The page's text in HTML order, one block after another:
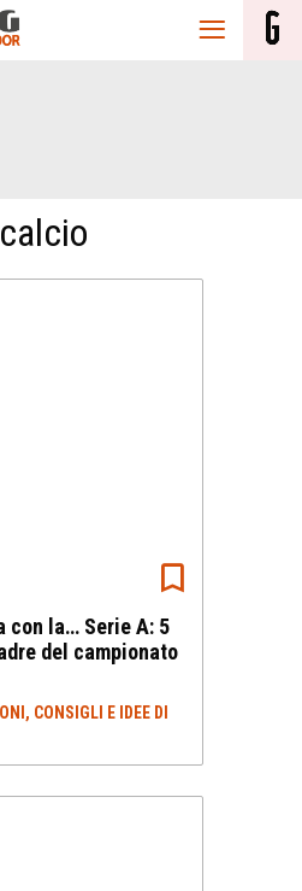
con la… Serie A: 5
del campionato
CONSIGLI E IDEE DI